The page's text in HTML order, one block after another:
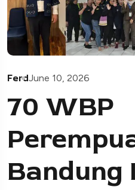
FerdJune 10, 2026
70 WBP
Bandung